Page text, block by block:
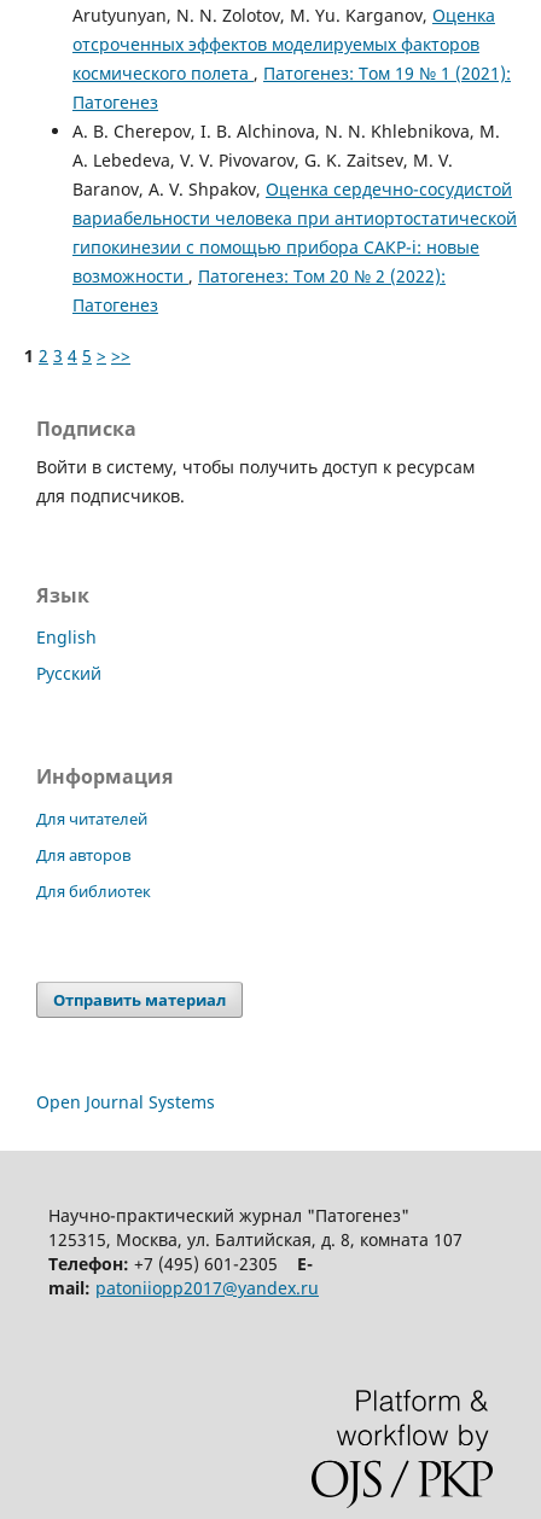
Arutyunyan, N. N. Zolotov, M. Yu. Karganov, Оценка
отсроченных эффектов моделируемых факторов
космического полета , Патогенез: Том 19 № 1 (2021):
Патогенез
A. B. Cherepov, I. B. Alchinova, N. N. Khlebnikova, M.
A. Lebedeva, V. V. Pivovarov, G. K. Zaitsev, M. V.
Baranov, A. V. Shpakov, Оценка сердечно-сосудистой
вариабельности человека при антиортостатической
гипокинезии с помощью прибора САКР-i: новые
возможности , Патогенез: Том 20 № 2 (2022):
Патогенез
1 2 3 4 5 > >>
Подписка
Войти в систему, чтобы получить доступ к ресурсам
для подписчиков.
Язык
English
Русский
Информация
Для читателей
Для авторов
Для библиотек
Отправить материал
Open Journal Systems
Научно-практический журнал "Патогенез"
125315, Москва, ул. Балтийская, д. 8, комната 107
Телефон: +7 (495) 601-2305 E-
mail: patoniiopp2017@yandex.ru